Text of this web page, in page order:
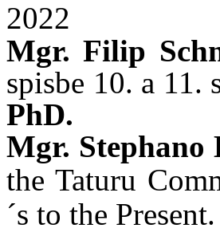
2022
Mgr. Filip
spisbe 10. a
PhD.
Mgr. Stephano
the Taturu
´s to the